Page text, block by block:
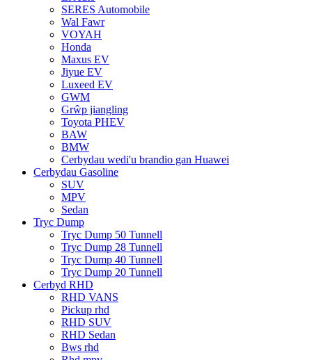
SERES Automobile
Wal Fawr
VOYAH
Honda
Maxus EV
Jiyue EV
Luxeed EV
GWM
Grŵp jiangling
Toyota PHEV
BAW
BMW
Cerbydau wedi'u brandio gan Huawei
Cerbydau Gasoline
SUV
MPV
Sedan
Tryc Dump
Tryc Dump 50 Tunnell
Tryc Dump 28 Tunnell
Tryc Dump 40 Tunnell
Tryc Dump 20 Tunnell
Cerbyd RHD
RHD VANS
Pickup rhd
RHD SUV
RHD Sedan
Bws rhd